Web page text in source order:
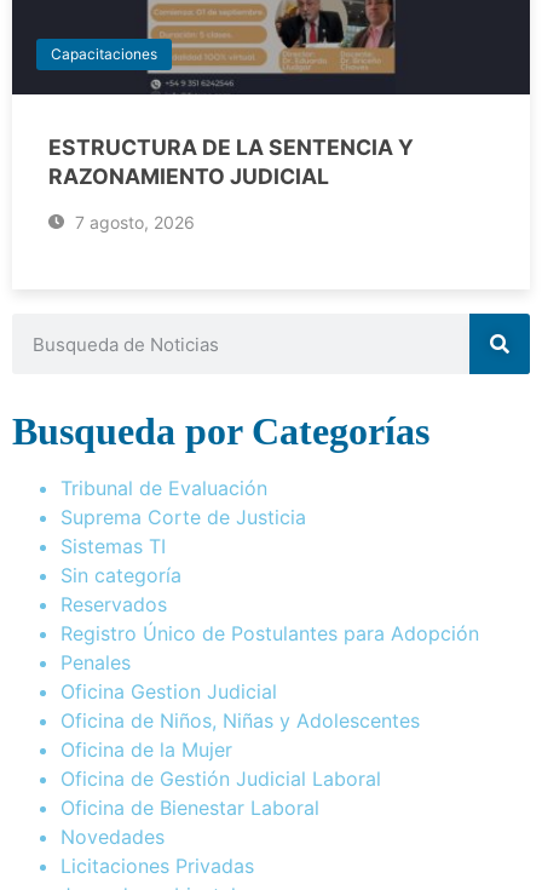
Capacitaciones
ESTRUCTURA DE LA SENTENCIA Y
RAZONAMIENTO JUDICIAL
7 agosto, 2026
Busqueda por Categorías
Tribunal de Evaluación
Suprema Corte de Justicia
Sistemas TI
Sin categoría
Reservados
Registro Único de Postulantes para Adopción
Penales
Oficina Gestion Judicial
Oficina de Niños, Niñas y Adolescentes
Oficina de la Mujer
Oficina de Gestión Judicial Laboral
Oficina de Bienestar Laboral
Novedades
Licitaciones Privadas